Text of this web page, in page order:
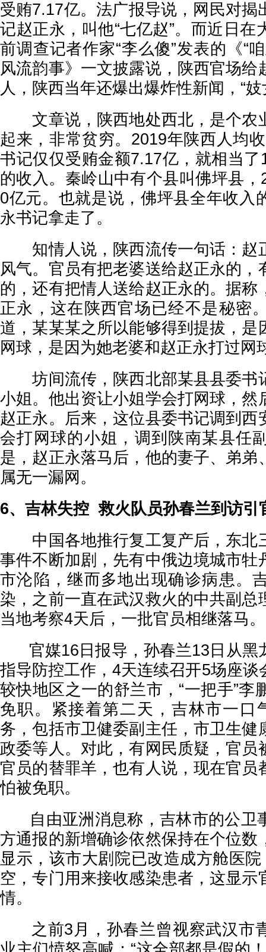
受贿7.17亿。法广报导说，网民对揭
记赵正永，叫他“七亿赵”。而近日在
前调查记者作家“李么傻”发表的《“
风流韵事》一文披露说，陕西官场给
人，陕西当年还爆出爆炸性新闻，“
文章说，陕西地处西北，是个农
起来，非常贫穷。2019年陕西人均
书记仅仅受贿金额7.17亿，就相当
的收入。秦岭山中有个县叫佛坪县
0亿元。也就是说，佛坪县全年收入
永书记拿走了。
知情人说，陕西流传一句话：赵
风气。官员有把老婆送给赵正永的，
的，还有把情人送给赵正永的。据称
正永，这在陕西官场已经不是秘密
道，某某某之所以能够得到提拔，是
网球，是因为她老婆和赵正永打过网
坊间流传，陕西北部某县县委书
小姐。他出资让小姐学会打网球，然
赵正永。后来，这位县委书记调到西
会打网球的小姐，调到陕南某县任
是，赵正永落马后，他的妻子、弟弟
属无一漏网。
6、吉林失控 救火队员孙春兰到访引
中国各地推行复工复产后，东北
事件不断加剧，先有中俄边境城市牡
市沦陷，继而多地出现确诊病患。
染，之前一直在武汉救火的中共副总
当地考察4天后，一批官员相继落马。
官媒16日报导，孙春兰13日从黑
指导防控工作，4天连续召开5场座谈
较快地区之一的舒兰市，“一把手”李
免职。紧接着第二天，吉林市一口
务，包括市卫健委副主任，市卫生健
政委等人。对此，有网民质疑，官员
官员的替罪羊，也有人说，现在官员
怕被免职。
自由亚洲消息称，吉林市的公卫
方通报的新增确诊依然保持在个位数
显示，该市大剧院已改造成方舱医
空，专门用来接收感染患者，这显示
情。
之前3月，孙春兰曾视察武汉市